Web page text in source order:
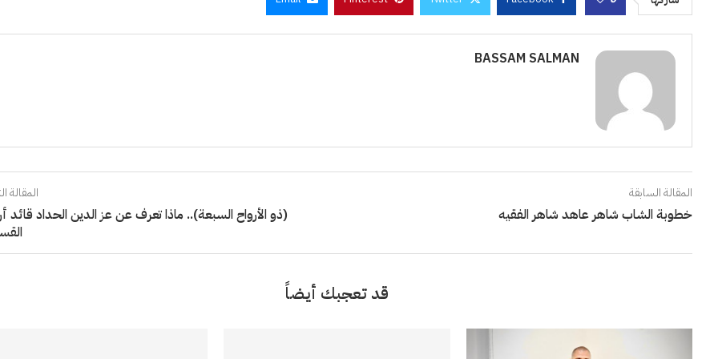
BASSAM SALMAN
المقالة السابقة
خطوبة الشاب شاهر عاهد شاهر الفقيه
المقالة
(ذو الأرواح السبعة).. ماذا تعرف عن عز الدين الحداد قائد
قد تعجبك أيضاً